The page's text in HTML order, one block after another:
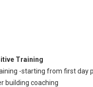
Training
-starting from first day
building coaching